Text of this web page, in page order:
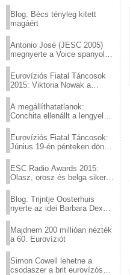
Blog: Bécs tényleg kitett
magáért
Antonio José (JESC 2005)
megnyerte a Voice spanyol
Eurovíziós Fiatal Táncosok
2015: Viktoria Nowak a
A megállíthatatlanok:
Conchita ellenállt a lengyel
Eurovíziós Fiatal Táncosok:
Június 19-én pénteken döntő
ESC Radio Awards 2015:
Olasz, orosz és belga siker,
Blog: Trijntje Oosterhuis
nyerte az idei Barbara Dex
Majdnem 200 millióan nézték
a 60. Eurovíziót
Simon Cowell lehetne a
csodaszer a brit eurovízós